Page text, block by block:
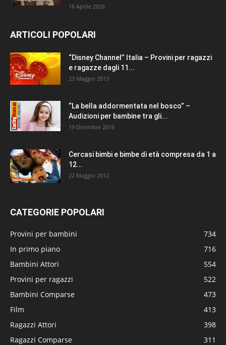
16 Aprile 2026
ARTICOLI POPOLARI
“Disney Channel” Italia – Provini per ragazzi
e ragazze dagli 11...
23 Maggio 2013
“La bella addormentata nel bosco” –
Audizioni per bambine tra gli...
19 Dicembre 2016
Cercasi bimbi e bimbe di età compresa da 1 a
12...
22 Maggio 2012
CATEGORIE POPOLARI
Provini per bambini
734
In primo piano
716
Bambini Attori
554
Provini per ragazzi
522
Bambini Comparse
473
Film
413
Ragazzi Attori
398
Ragazzi Comparse
311